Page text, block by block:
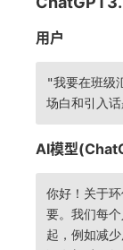
用户
"我要在班级
场白和引入
AI模型
你好！关于
要。我们每
起，例如减